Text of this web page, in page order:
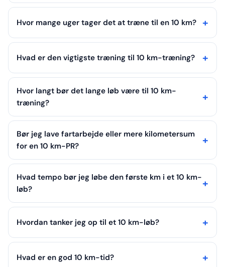
Hvor mange uger tager det at træne til en 10 km?
Hvad er den vigtigste træning til 10 km-træning?
Hvor langt bør det lange løb være til 10 km-
træning?
Bør jeg lave fartarbejde eller mere kilometersum
for en 10 km-PR?
Hvad tempo bør jeg løbe den første km i et 10 km-
løb?
Hvordan tanker jeg op til et 10 km-løb?
Hvad er en god 10 km-tid?